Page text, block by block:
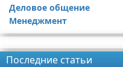
Деловое общение
Менеджмент
Последние статьи